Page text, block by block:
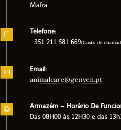
Mafra
Telefone:
+351 211 581 669(Custo de
Email:
animalcare@genyen.pt
Armazém – Horário De
Das 08H00 às 12H30 e das